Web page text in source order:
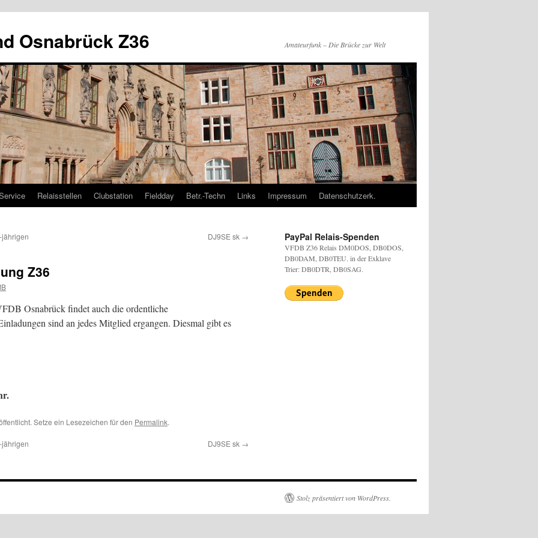
Osnabrück Z36 Amateurfunk – Die Brücke zur Welt
Relaisstellen Clubstation Fieldday Betr.-Techn Links Impressum Datenschutzerk.
DJ9SE sk →
Z36
Osnabrück findet auch die ordentliche
sind an jedes Mitglied ergangen. Diesmal gibt es
Setze ein Lesezeichen für den Permalink.
DJ9SE sk →
PayPal Relais-Spenden
VFDB Z36 Relais DM0DOS, DB0DOS,
DB0DAM, DB0TEU. in der Exklave
Trier: DB0DTR, DB0SAG.
Stolz präsentiert von WordPress.